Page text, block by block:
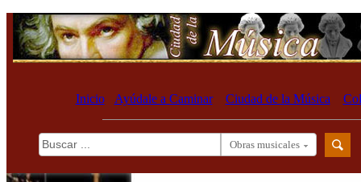
Inicio Ayúdale a Caminar Ciudad de la Música
Obras musicales